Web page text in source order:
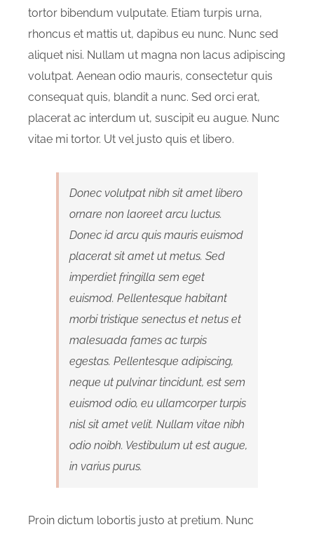
tortor bibendum vulputate. Etiam turpis urna,
rhoncus et mattis ut, dapibus eu nunc. Nunc sed
aliquet nisi. Nullam ut magna non lacus adipiscing
volutpat. Aenean odio mauris, consectetur quis
consequat quis, blandit a nunc. Sed orci erat,
placerat ac interdum ut, suscipit eu augue. Nunc
vitae mi tortor. Ut vel justo quis et libero.
Donec volutpat nibh sit amet libero
ornare non laoreet arcu luctus.
Donec id arcu quis mauris euismod
placerat sit amet ut metus. Sed
imperdiet fringilla sem eget
euismod. Pellentesque habitant
morbi tristique senectus et netus et
malesuada fames ac turpis
egestas. Pellentesque adipiscing,
neque ut pulvinar tincidunt, est sem
euismod odio, eu ullamcorper turpis
nisl sit amet velit. Nullam vitae nibh
odio noibh. Vestibulum ut est augue,
in varius purus.
Proin dictum lobortis justo at pretium. Nunc